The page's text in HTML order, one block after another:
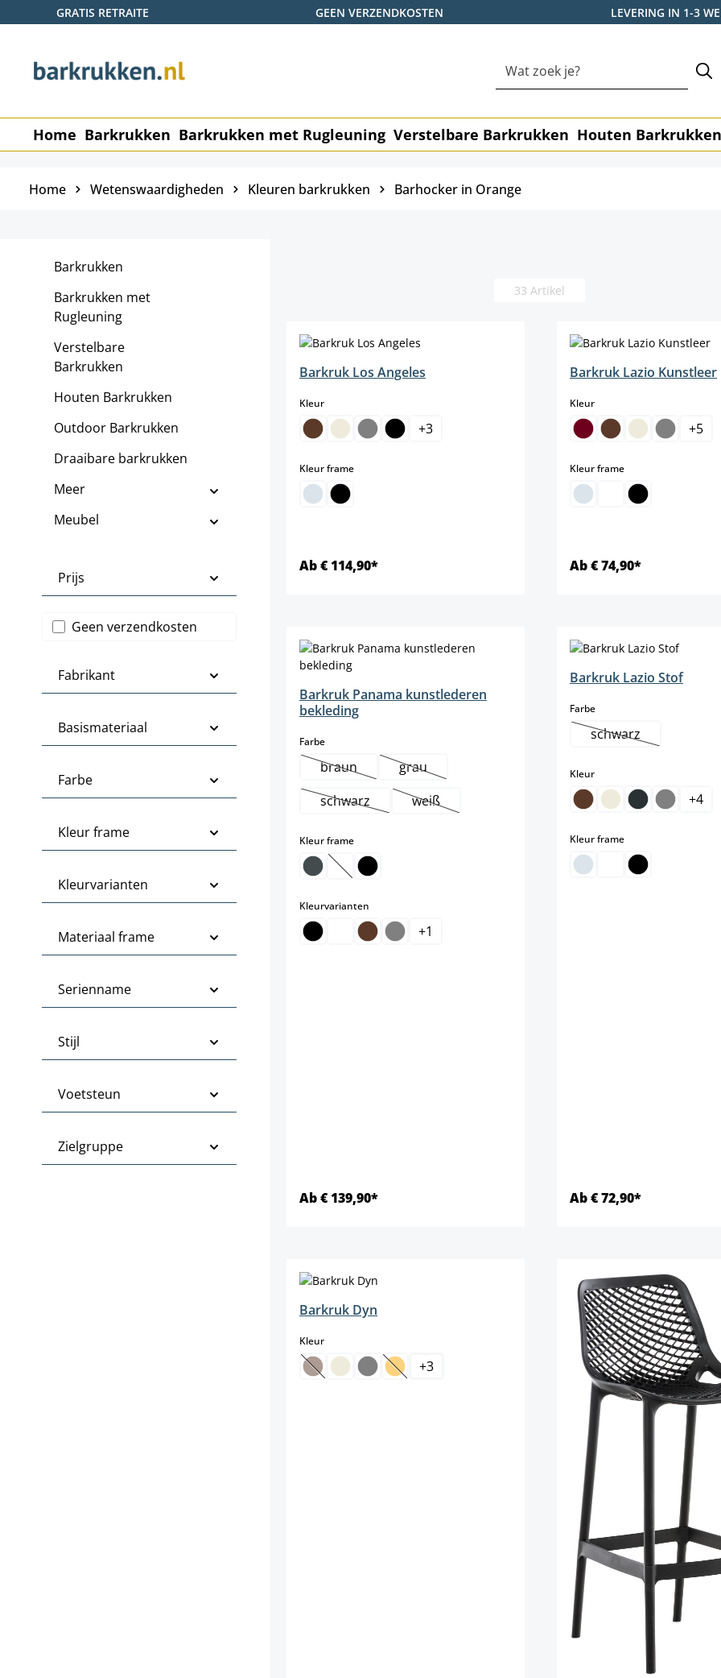
de hoofdinhoud
Ga naar de zoekopdracht
Ga naar de hoofdnavigatie
GRATIS RETRAITE GEEN VERZENDKOSTEN LEVERING IN 1-3
Home Barkrukken Barkrukken met Rugleuning Verstelbare Barkrukken Houten Barkrukken
Home Wetenswaardigheden Kleuren barkrukken Barhocker in Orange
Barkrukken
Barkrukken met
Rugleuning
Verstelbare
Barkrukken
Houten Barkrukken
Outdoor Barkrukken
Draaibare barkrukken
Meer
Meubel
Fabrikant
Basismateriaal
Farbe
Kleur frame
Kleurvarianten
Materiaal frame
Serienname
Stijl
Voetsteun
Zielgruppe
Prijs
Filter toevoegen: Gratis verzending
Geen verzendkosten
33 Artikel
Barkruk Los Angeles
Kleurselect
+3
Kleur frameselect
Ab € 114,90*
Barkruk Lazio Kunstleer
Kleurselect
+5
Kleur frameselect
Ab € 74,90*
Barkruk Panama kunstlederen
bekleding
Farbeselect
braun(Deze optie is momenteel niet beschikbaar.)
grau(Deze optie is momenteel niet beschikbaar.)
schwarz(Deze optie is momenteel niet beschikbaar.)
weiß(Deze optie is momenteel niet beschikbaar.)
Kleur frameselect
(Deze optie is momenteel niet beschikbaar.)
Kleurvarianten
+1
Ab € 139,90*
Barkruk Lazio Stof
Farbeselect
schwarz(Deze optie is
Kleurselect
+4
Kleur frameselect
Ab € 72,90*
Barkruk Dyn
Kleurselect
(Deze optie is momenteel niet beschikbaar.)
(Deze optie is momenteel niet beschikbaar.)
+3